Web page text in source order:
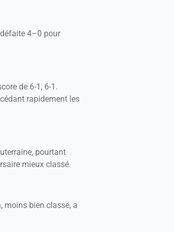
défaite 4–0 pour
de 6-1, 6-1.
rapidement les
pourtant
mieux classé.
moins bien classé, a